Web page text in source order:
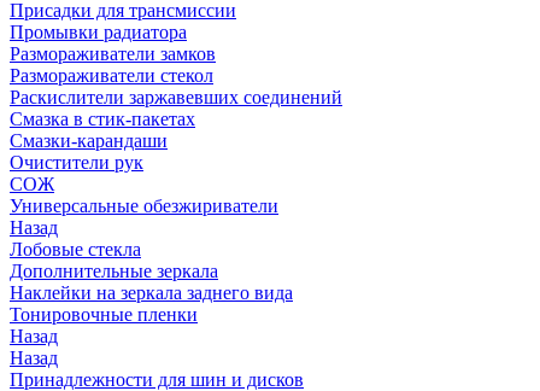
Присадки для трансмиссии
Промывки радиатора
Размораживатели замков
Размораживатели стекол
Раскислители заржавевших соединений
Смазка в стик-пакетах
Смазки-карандаши
Очистители рук
СОЖ
Универсальные обезжириватели
Назад
Лобовые стекла
Дополнительные зеркала
Наклейки на зеркала заднего вида
Тонировочные пленки
Назад
Назад
Принадлежности для шин и дисков